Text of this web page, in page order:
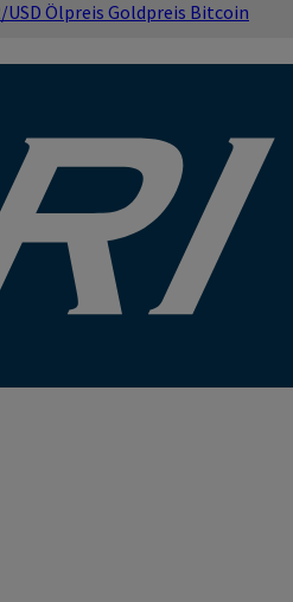
USD Ölpreis Goldpreis Bitcoin